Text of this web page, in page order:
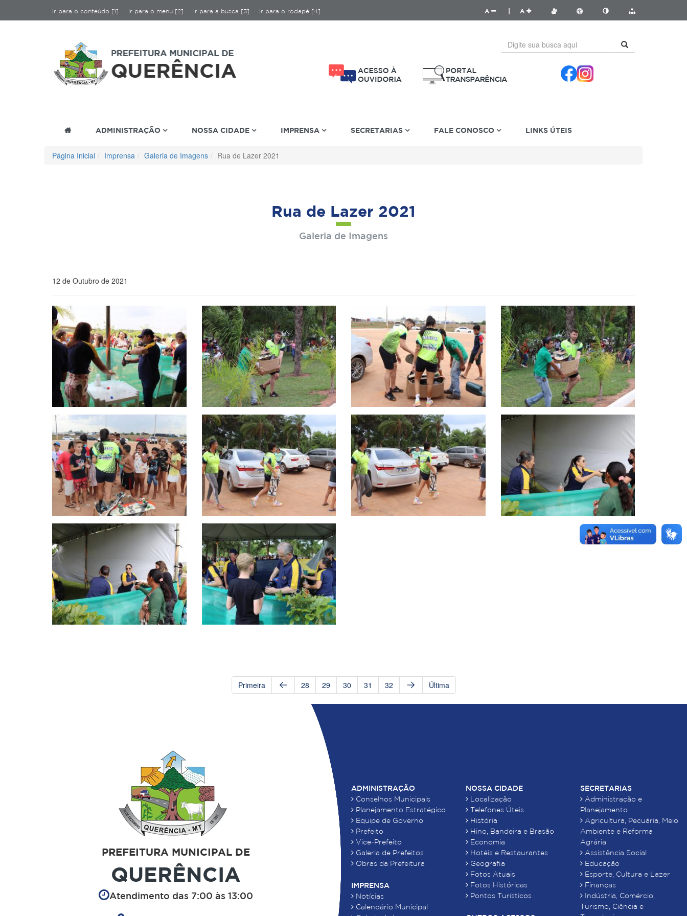
Ir para o conteúdo [1] Ir para o menu [2] Ir para a busca [3] Ir para o rodapé [4] A A
ADMINISTRAÇÃO NOSSA CIDADE IMPRENSA SECRETARIAS FALE CONOSCO LINKS ÚTEIS
Página Inicial Imprensa Galeria de Imagens Rua de Lazer 2021
Rua de Lazer 2021
Galeria de Imagens
12 de Outubro de 2021
Primeira 28 29 30 31 32 Última
PREFEITURA MUNICIPAL DE
QUERÊNCIA
Atendimento das 7:00 às 13:00
ADMINISTRAÇÃO
Conselhos Municipais
Planejamento Estratégico
Equipe de Governo
Prefeito
Vice-Prefeito
Galeria de Prefeitos
Obras da Prefeitura
IMPRENSA
Notícias
Calendário Municipal
NOSSA CIDADE
Localização
Telefones Úteis
História
Hino, Bandeira e Brasão
Economia
Hotéis e Restaurantes
Geografia
Fotos Atuais
Fotos Históricas
Pontos Turísticos
SECRETARIAS
Administração e
Planejamento
Agricultura, Pecuária, Meio
Ambiente e Reforma
Agrária
Assistência Social
Educação
Esporte, Cultura e Lazer
Finanças
Indústria, Comércio,
Turismo, Ciência e